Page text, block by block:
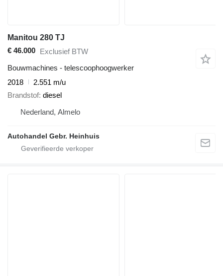
Manitou 280 TJ
€ 46.000 Exclusief BTW
Bouwmachines - telescoophoogwerker
2018
2.551 m/u
Brandstof diesel
Nederland, Almelo
Autohandel Gebr. Heinhuis